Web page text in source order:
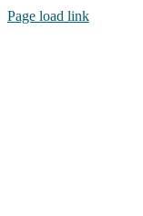
Page load link